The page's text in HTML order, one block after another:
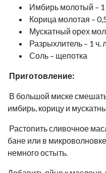
Имбирь молотый – 1
Корица молотая –
Мускатный орех
Разрыхлитель – 1 ч.
Соль – щепотка
Приготовление:
В большой миске
имбирь, корицу и
Растопить сливочное
бане или в
немного остыть.